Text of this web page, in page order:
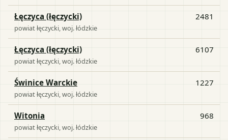
Łęczyca (łęczycki)
powiatłęczycki , woj.łódzkie
2481
Łęczyca (łęczycki)
powiatłęczycki , woj.łódzkie
6107
Świnice Warckie
powiatłęczycki , woj.łódzkie
1227
Witonia
powiatłęczycki , woj.łódzkie
968